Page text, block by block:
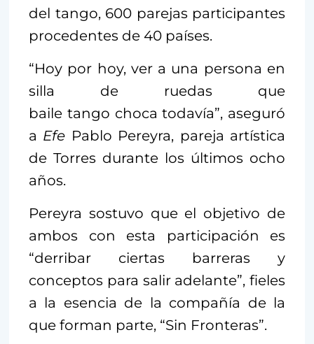
del tango, 600 parejas participantes
procedentes de 40 países.
“Hoy por hoy, ver a una persona en
silla de ruedas que
baile tango choca todavía”, aseguró
a Efe Pablo Pereyra, pareja artística
de Torres durante los últimos ocho
años.
Pereyra sostuvo que el objetivo de
ambos con esta participación es
“derribar ciertas barreras y
conceptos para salir adelante”, fieles
a la esencia de la compañía de la
que forman parte, “Sin Fronteras”.